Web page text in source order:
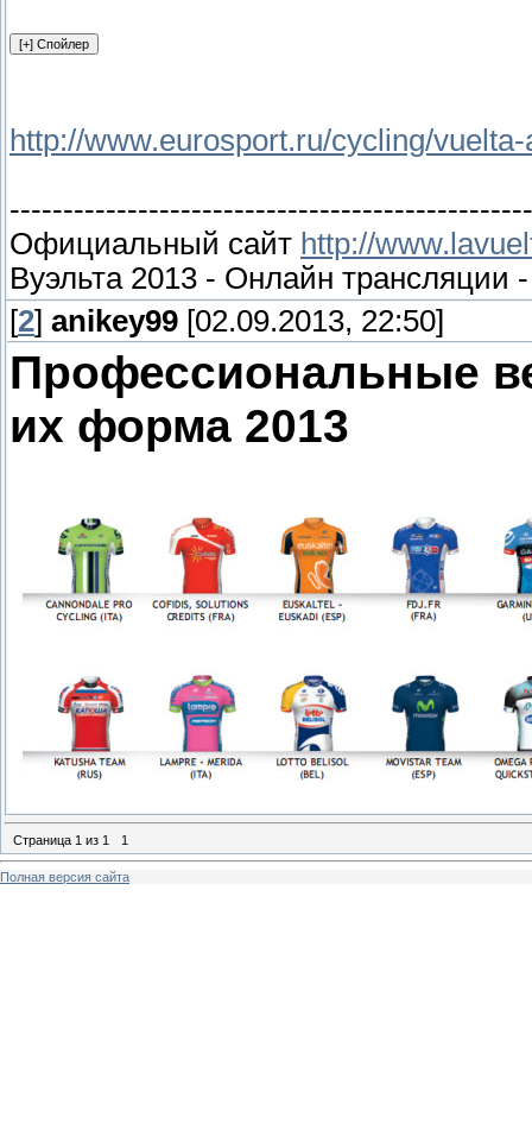
http://www.eurosport.ru/cycling/
Официальный сайт http://
Вуэльта 2013 - Онлайн трансляции
[2] anikey99 [02.09.2013, 22:50]
Профессиональные
их форма 2013
Страница 1 из 1 1
Полная версия сайта